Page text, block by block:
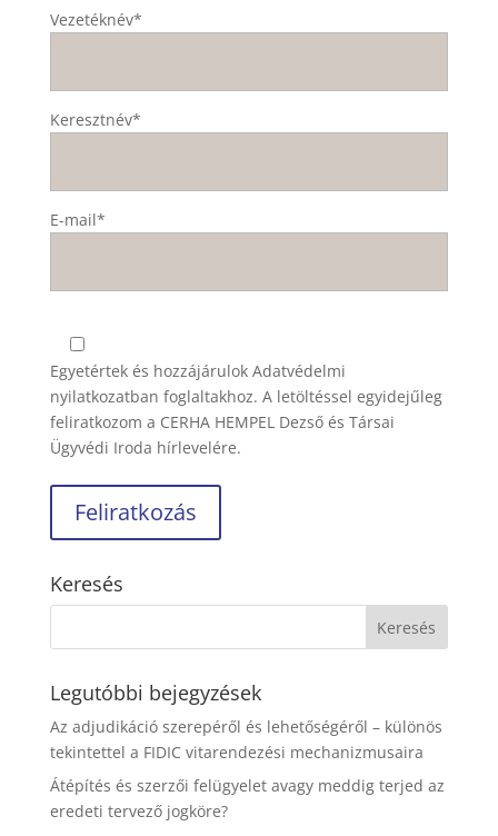
Vezetéknév*
Keresztnév*
E-mail*
Egyetértek és hozzájárulok Adatvédelmi
nyilatkozatban foglaltakhoz. A letöltéssel egyidejűleg
feliratkozom a CERHA HEMPEL Dezső és Társai
Ügyvédi Iroda hírlevelére.
Keresés
Legutóbbi bejegyzések
Az adjudikáció szerepéről és lehetőségéről – különös
tekintettel a FIDIC vitarendezési mechanizmusaira
Átépítés és szerzői felügyelet avagy meddig terjed az
eredeti tervező jogköre?